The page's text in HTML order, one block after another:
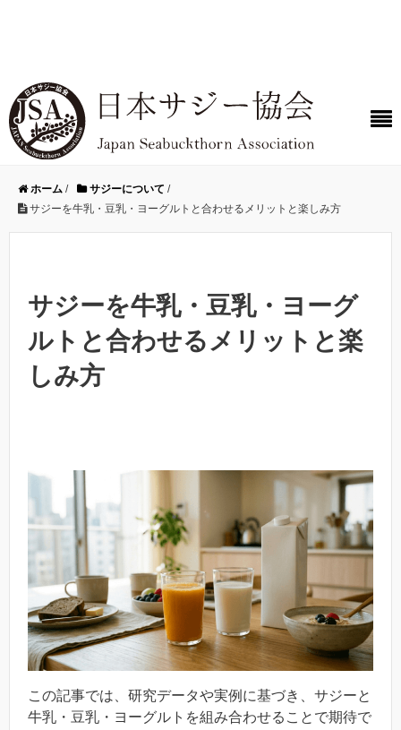
ホーム / サジーについて /
サジーを牛乳・豆乳・ヨーグルトと合わせるメリットと楽しみ方
サジーを牛乳・豆乳・ヨーグ
ルトと合わせるメリットと楽
しみ方
この記事では、研究データや実例に基づき、サジーと
牛乳・豆乳・ヨーグルトを組み合わせることで期待で